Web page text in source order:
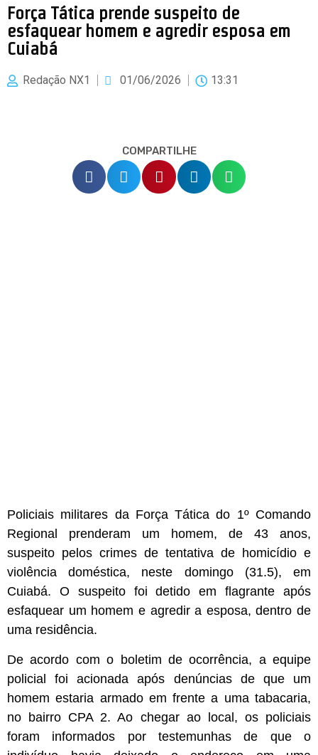
Força Tática prende suspeito de
esfaquear homem e agredir esposa em
Cuiabá
Redação NX1 01/06/2026 13:31
COMPARTILHE
Policiais militares da Força Tática do 1º Comando
Regional prenderam um homem, de 43 anos,
suspeito pelos crimes de tentativa de homicídio e
violência doméstica, neste domingo (31.5), em
Cuiabá. O suspeito foi detido em flagrante após
esfaquear um homem e agredir a esposa, dentro de
uma residência.
De acordo com o boletim de ocorrência, a equipe
policial foi acionada após denúncias de que um
homem estaria armado em frente a uma tabacaria,
no bairro CPA 2. Ao chegar ao local, os policiais
foram informados por testemunhas de que o